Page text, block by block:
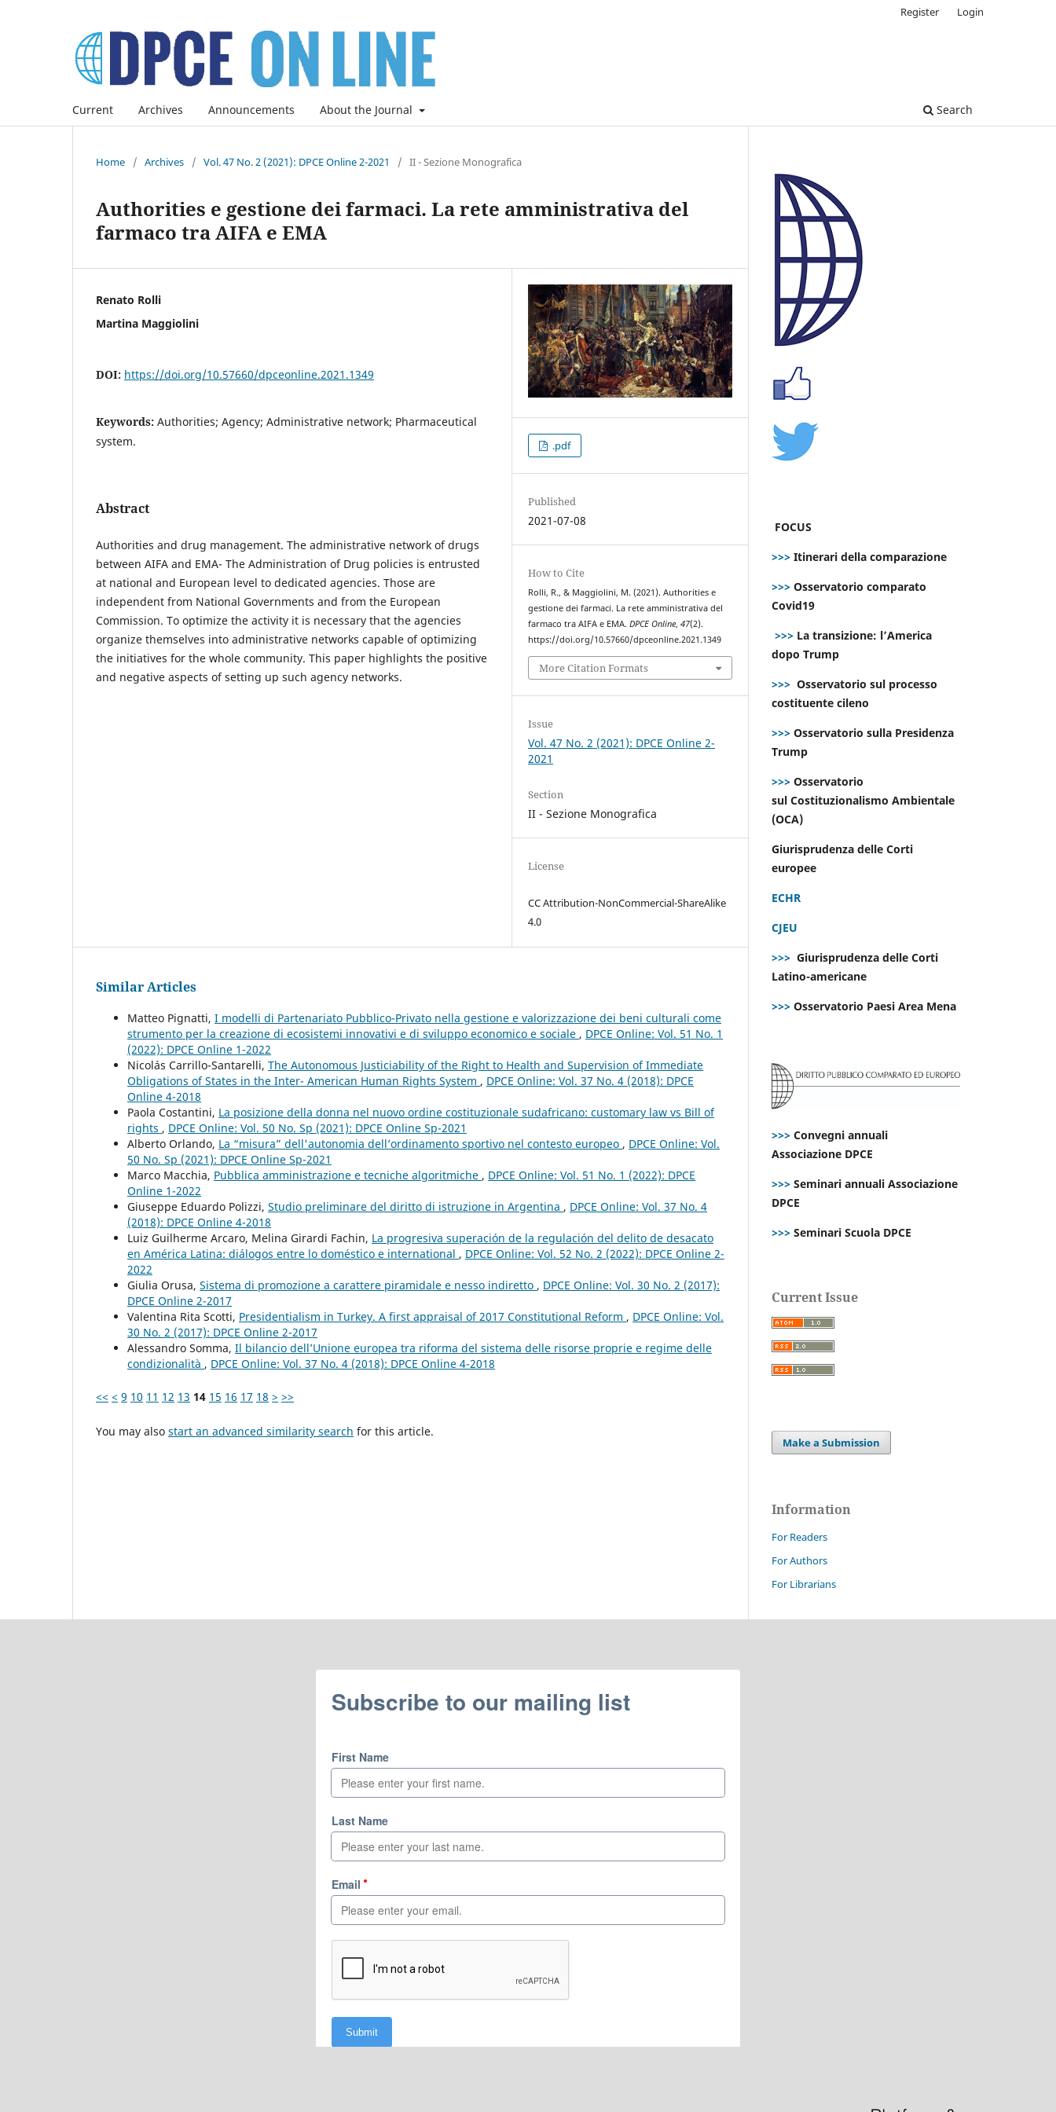
Current Archives Announcements About the Journal Search
Register Login
Home / Archives / Vol. 47 No. 2 (2021): DPCE Online 2-2021 / II - Sezione Monografica
Authorities e gestione dei farmaci. La rete amministrativa del
farmaco tra AIFA e EMA
Renato Rolli
Martina Maggiolini
DOI: https://doi.org/10.57660/dpceonline.2021.1349
Keywords: Authorities; Agency; Administrative network; Pharmaceutical
system.
Abstract
Authorities and drug management. The administrative network of drugs
between AIFA and EMA- The Administration of Drug policies is entrusted
at national and European level to dedicated agencies. Those are
independent from National Governments and from the European
Commission. To optimize the activity it is necessary that the agencies
organize themselves into administrative networks capable of optimizing
the initiatives for the whole community. This paper highlights the positive
and negative aspects of setting up such agency networks.
.pdf
Published
2021-07-08
How to Cite
Rolli, R., & Maggiolini, M. (2021). Authorities e
gestione dei farmaci. La rete amministrativa del
farmaco tra AIFA e EMA.DPCE Online,47(2).
https://doi.org/10.57660/dpceonline.2021.1349
More Citation Formats
Issue
Vol. 47 No. 2 (2021): DPCE Online 2-
2021
Section
II - Sezione Monografica
License
CC Attribution-NonCommercial-ShareAlike
4.0
Similar Articles
Matteo Pignatti, I modelli di Partenariato Pubblico-Privato nella gestione e valorizzazione dei beni culturali come
strumento per la creazione di ecosistemi innovativi e di sviluppo economico e sociale , DPCE Online: Vol. 51 No. 1
(2022): DPCE Online 1-2022
Nicolás Carrillo-Santarelli, The Autonomous Justiciability of the Right to Health and Supervision of Immediate
Obligations of States in the Inter- American Human Rights System , DPCE Online: Vol. 37 No. 4 (2018): DPCE
Online 4-2018
Paola Costantini, La posizione della donna nel nuovo ordine costituzionale sudafricano: customary law vs Bill of
rights , DPCE Online: Vol. 50 No. Sp (2021): DPCE Online Sp-2021
Alberto Orlando, La “misura” dell'autonomia dell’ordinamento sportivo nel contesto europeo , DPCE Online: Vol.
50 No. Sp (2021): DPCE Online Sp-2021
Marco Macchia, Pubblica amministrazione e tecniche algoritmiche , DPCE Online: Vol. 51 No. 1 (2022): DPCE
Online 1-2022
Giuseppe Eduardo Polizzi, Studio preliminare del diritto di istruzione in Argentina , DPCE Online: Vol. 37 No. 4
(2018): DPCE Online 4-2018
Luiz Guilherme Arcaro, Melina Girardi Fachin, La progresiva superación de la regulación del delito de desacato
en América Latina: diálogos entre lo doméstico e international , DPCE Online: Vol. 52 No. 2 (2022): DPCE Online 2-
2022
Giulia Orusa, Sistema di promozione a carattere piramidale e nesso indiretto , DPCE Online: Vol. 30 No. 2 (2017):
DPCE Online 2-2017
Valentina Rita Scotti, Presidentialism in Turkey. A first appraisal of 2017 Constitutional Reform , DPCE Online: Vol.
30 No. 2 (2017): DPCE Online 2-2017
Alessandro Somma, Il bilancio dell’Unione europea tra riforma del sistema delle risorse proprie e regime delle
condizionalità , DPCE Online: Vol. 37 No. 4 (2018): DPCE Online 4-2018
<< < 9 10 11 12 13 14 15 16 17 18 > >>
You may also start an advanced similarity search for this article.
FOCUS
>>> Itinerari della comparazione
>>> Osservatorio comparato
Covid19
>>> La transizione: l’America
dopo Trump
>>> Osservatorio sul processo
costituente cileno
>>> Osservatorio sulla Presidenza
Trump
>>> Osservatorio
sul Costituzionalismo Ambientale
(OCA)
Giurisprudenza delle Corti
europee
ECHR
CJEU
>>> Giurisprudenza delle Corti
Latino-americane
>>> Osservatorio Paesi Area Mena
>>> Convegni annuali
Associazione DPCE
>>> Seminari annuali Associazione
DPCE
>>> Seminari Scuola DPCE
Current Issue
Make a Submission
Information
For Readers
For Authors
For Librarians